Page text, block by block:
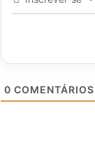
0 COMENTÁRIOS